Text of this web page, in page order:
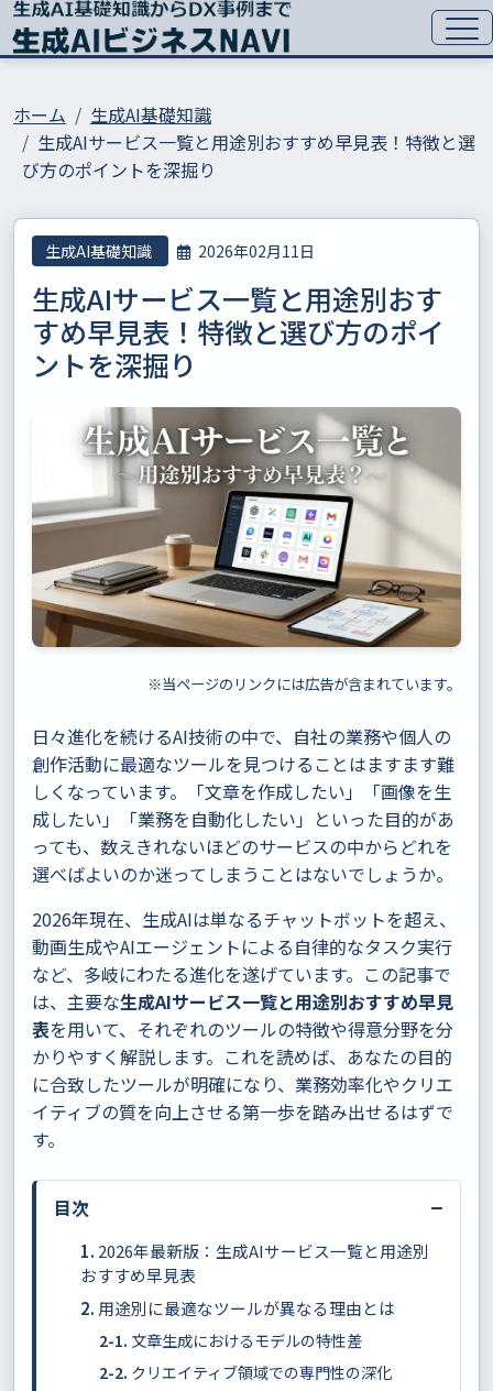
ホーム
生成AI基礎知識
生成AIサービス一覧と用途別おすすめ早見表！特徴と選
び方のポイントを深掘り
生成AI基礎知識 2026年02月11日
生成AIサービス一覧と用途別おす
すめ早見表！特徴と選び方のポイ
ントを深掘り
※当ページのリンクには広告が含まれています。
日々進化を続けるAI技術の中で、自社の業務や個人の
創作活動に最適なツールを見つけることはますます難
しくなっています。「文章を作成したい」「画像を生
成したい」「業務を自動化したい」といった目的があ
っても、数えきれないほどのサービスの中からどれを
選べばよいのか迷ってしまうことはないでしょうか。
2026年現在、生成AIは単なるチャットボットを超え、
動画生成やAIエージェントによる自律的なタスク実行
など、多岐にわたる進化を遂げています。この記事で
は、主要な生成AIサービス一覧と用途別おすすめ早見
表を用いて、それぞれのツールの特徴や得意分野を分
かりやすく解説します。これを読めば、あなたの目的
に合致したツールが明確になり、業務効率化やクリエ
イティブの質を向上させる第一歩を踏み出せるはずで
す。
目次 −
2026年最新版：生成AIサービス一覧と用途別
おすすめ早見表
用途別に最適なツールが異なる理由とは
文章生成におけるモデルの特性差
クリエイティブ領域での専門性の深化